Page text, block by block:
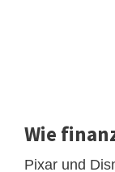
Wie
Pixar und